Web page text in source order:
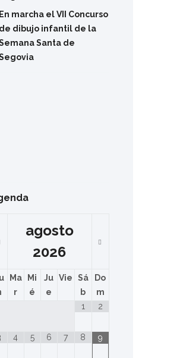
En marcha el VII Concurso
de dibujo infantil de la
Santa de
agosto
2026
Ma
r
Mi
é
Ju
e
Vie
Sá
b
Do
m
1
2
4 5 6 7 8 9